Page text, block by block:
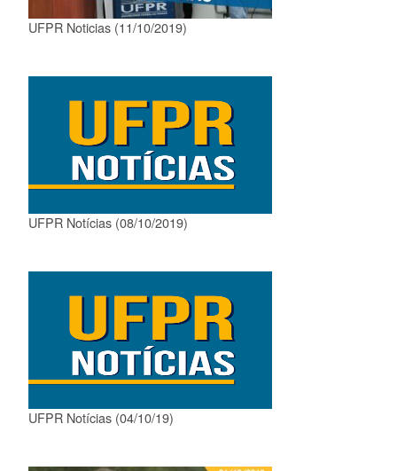
UFPR Noticias (11/10/2019)
UFPR Notícias (08/10/2019)
UFPR Notícias (04/10/19)